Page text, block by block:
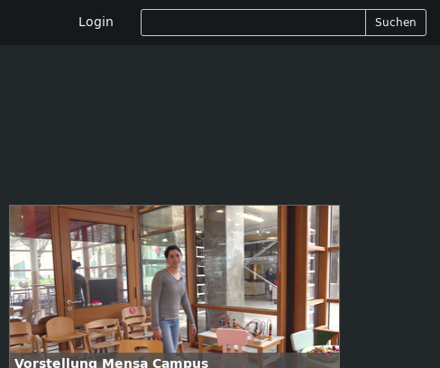
Login Suchen
Vorstellung Mensa Campus